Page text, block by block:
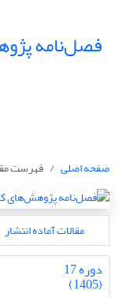
فصل‌نامه
صفحه اصلی فهرست
مقالات آماده انتشار
دوره 17
(1405)